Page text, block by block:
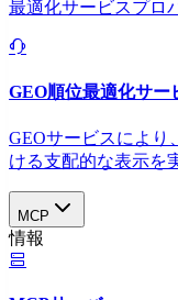
最適化サービスプロ
GEO順位最適化サー
GEOサービスにより
ける支配的な表示を
MCP
情報